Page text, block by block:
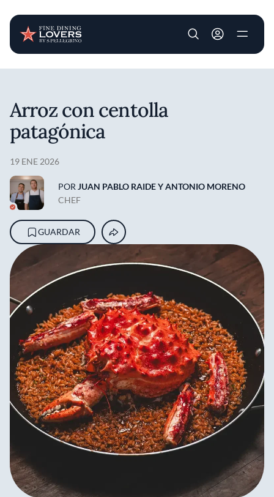
User account
Arroz con centolla
patagónica
19 ENE 2026
POR JUAN PABLO RAIDE Y ANTONIO MORENO
CHEF
GUARDAR